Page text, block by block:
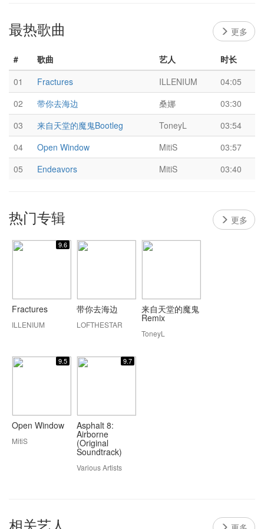
最热歌曲 更多
# 歌曲 艺人
时长
01
Fractures ILLENIUM
04:05
02
带你去海边 桑娜
03:30
03
来自天堂的魔鬼Bootleg ToneyL
03:54
04
Open Window MitiS
03:57
05
Endeavors MitiS 03:40
热门专辑 更多
9.6
Fractures
ILLENIUM
带你去海边
LOFTHESTAR
来自天堂的魔鬼
Remix
ToneyL
9.5
Open Window
MitiS
9.7
Asphalt 8:
Airborne
(Original
Soundtrack)
Various Artists
相关艺人